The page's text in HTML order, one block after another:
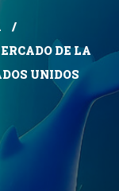
DE LA
UNIDOS